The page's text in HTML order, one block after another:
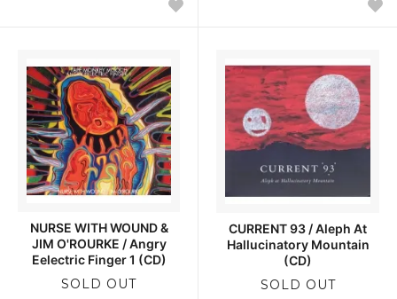
NURSE WITH WOUND &
JIM O'ROURKE / Angry
Eelectric Finger 1 (CD)
SOLD OUT
CURRENT 93 / Aleph At
Hallucinatory Mountain
(CD)
SOLD OUT